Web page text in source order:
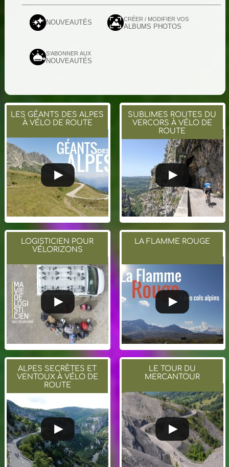
NOUVEAUTÉS CRÉER / MODIFIER VOS
ALBUMS PHOTOS
S'ABONNER AUX
NOUVEAUTÉS
LES GÉANTS DES ALPES
À VÉLO DE ROUTE
SUBLIMES ROUTES DU
VERCORS À VÉLO DE
ROUTE
LOGISTICIEN POUR
VÉLORIZONS
LA FLAMME ROUGE
ALPES SECRÈTES ET
VENTOUX À VÉLO DE
ROUTE
LE TOUR DU
MERCANTOUR